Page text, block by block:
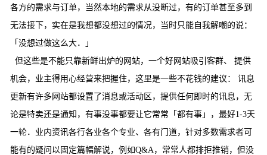
各方的需求与订单，当然本地的需求从没断过，有的订单甚至多到
无法接下，实在是我想都没想过的情况，当时只能自我解嘲的说：
「没想过做这么大．」
但这些是不能只靠新鲜出炉的网站，一个好网站吸引客群、 提供
机会，业主得用心经营来把握住，这里是一些不花钱的建议： 讯息
更新有许多网站都设置了消息或活动区，提供任何即时的讯息，无
论是特卖还是通知，有事没事都要让它常常「都有事」，最好1-3天
一轮．业内资讯各行各业各个专业、各有门道，针对多数需求者可
能有的疑问以固定篇幅解说，例如Q&A，常常人都排拒推销，但没